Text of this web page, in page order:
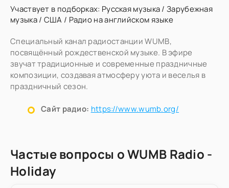
Участвует в подборках: Русская музыка/Зарубежная
музыка/ США / Радио на английском языке
Специальный канал радиостанции WUMB,
посвящённый рождественской музыке. В эфире
звучат традиционные и современные праздничные
композиции, создавая атмосферу уюта и веселья в
праздничный сезон.
Сайт радио: https://www.wumb.org/
Частые вопросы о WUMB Radio -
Holiday